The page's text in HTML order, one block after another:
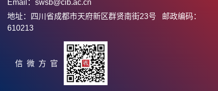
地址：四川省成都市天府新区群贤南街23号 邮政编码：
610213